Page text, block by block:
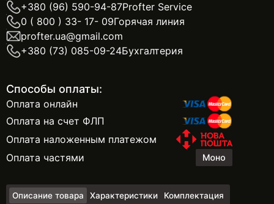
+380 (96) 590-94-87Profter Service
0 ( 800 ) 33- 17- 09Горячая линия
profter.ua@gmail.com
+380 (73) 085-09-24Бухгалтерия
Способы оплаты:
Оплата онлайн
Оплата на счет ФЛП
Оплата наложенным платежом
Оплата частями
Описание товара Характеристики Комплектация